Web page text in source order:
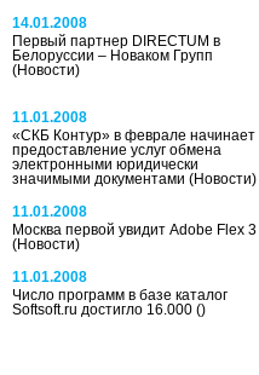
14.01.2008
Первый партнер DIRECTUM в
Белоруссии – Новаком Групп
(Новости)
11.01.2008
«СКБ Контур» в феврале начинает
предоставление услуг обмена
электронными юридически
значимыми документами (Новости)
11.01.2008
Москва первой увидит Adobe Flex 3
(Новости)
11.01.2008
Число программ в базе каталог
Softsoft.ru достигло 16.000 ()